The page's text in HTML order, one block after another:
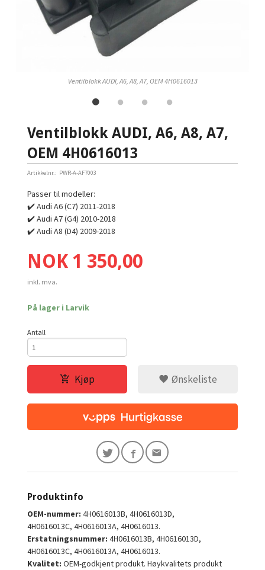
Ventilblokk AUDI, A6, A8, A7, OEM 4H0616013
Ventilblokk AUDI, A6, A8, A7,
OEM 4H0616013
Artikkelnr.: PWR-A-AF7003
Passer til modeller:
✔️ Audi A6 (C7) 2011-2018
✔️ Audi A7 (G4) 2010-2018
✔️ Audi A8 (D4) 2009-2018
Pris
NOK 1 350,00
inkl. mva.
På lager i Larvik
Antall
Kjøp Ønskeliste
Produktinfo
OEM-nummer: 4H0616013B, 4H0616013D,
4H0616013C, 4H0616013A, 4H0616013.
Erstatningsnummer: 4H0616013B, 4H0616013D,
4H0616013C, 4H0616013A, 4H0616013.
Kvalitet: OEM-godkjent produkt. Høykvalitets produkt